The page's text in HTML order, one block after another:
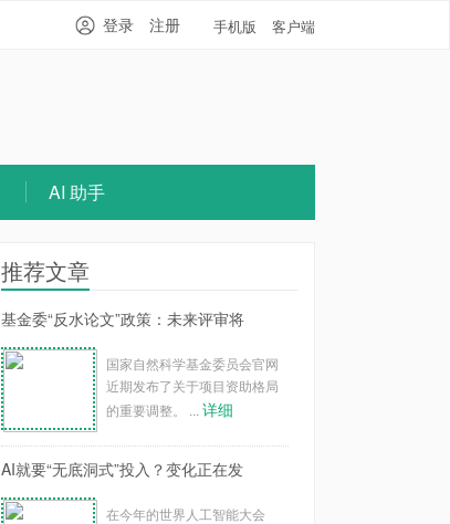
手机版 客户端
登录 注册
AI 助手
推荐文章
基金委“反水论文”政策：未来评审将
国家自然科学基金委员会官网
近期发布了关于项目资助格局
的重要调整。 ... 详细
AI就要“无底洞式”投入？变化正在发
在今年的世界人工智能大会